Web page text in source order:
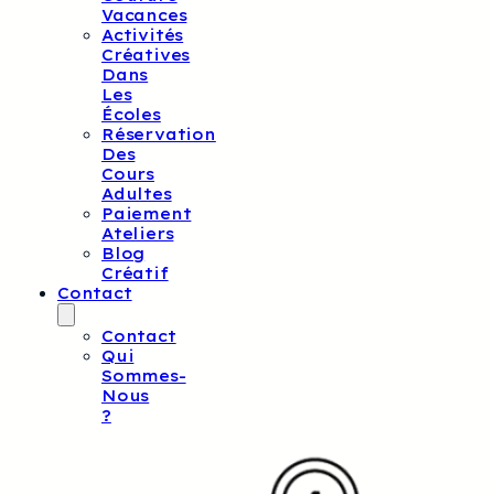
Vacances
Activités
Créatives
Dans
Les
Écoles
Réservation
Des
Cours
Adultes
Paiement
Ateliers
Blog
Créatif
Contact
Contact
Qui
Sommes-
Nous
?